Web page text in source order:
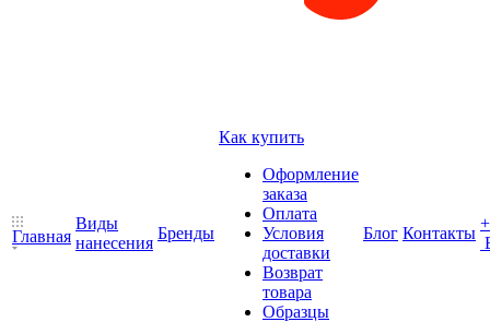
Главная
Виды
нанесения
Бренды
Как купить
Оформление
заказа
Оплата
Условия
доставки
Возврат
товара
Образцы
Блог Контакты
+